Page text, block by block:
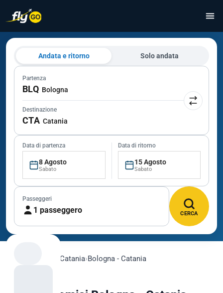
Andata e ritorno Solo andata
Partenza
BLQ Bologna
Destinazione
CTA Catania
Data di partenza
8 Agosto
Sabato
Data di ritorno
15 Agosto
Sabato
Passeggeri
1 passeggero CERCA
Catania›Bologna - Catania